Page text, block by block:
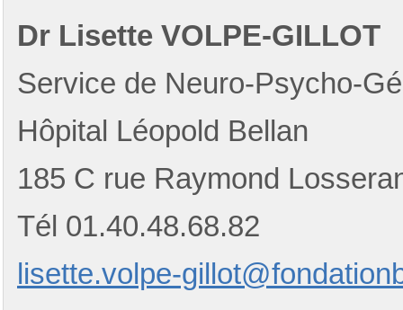
Dr Lisette VOLPE-GILLOT
Service de Neuro-Psycho-
Hôpital Léopold Bellan
185 C rue Raymond
Tél 01.40.48.68.82
lisette.volpe-